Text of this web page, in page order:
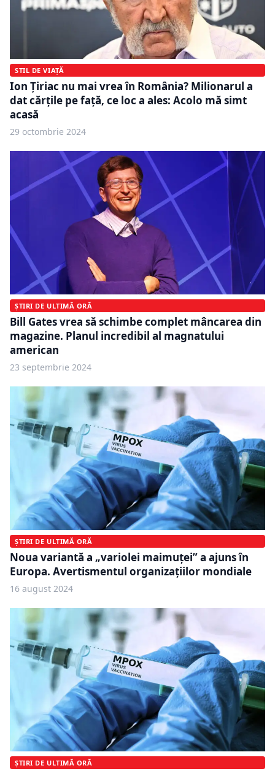
STIL DE VIAȚĂ
Ion Țiriac nu mai vrea în România? Milionarul a
dat cărțile pe față, ce loc a ales: Acolo mă simt
acasă
29 octombrie 2024
ȘTIRI DE ULTIMĂ ORĂ
Bill Gates vrea să schimbe complet mâncarea din
magazine. Planul incredibil al magnatului
american
23 septembrie 2024
ȘTIRI DE ULTIMĂ ORĂ
Noua variantă a „variolei maimuței” a ajuns în
Europa. Avertismentul organizațiilor mondiale
16 august 2024
ȘTIRI DE ULTIMĂ ORĂ